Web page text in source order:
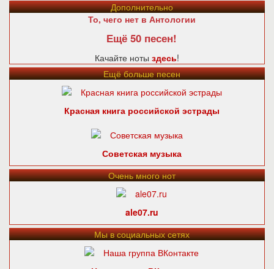
Дополнительно
То, чего нет в Антологии
Ещё 50 песен!
Качайте ноты здесь!
Ещё больше песен
Красная книга российской эстрады
Советская музыка
Очень много нот
ale07.ru
Мы в социальных сетях